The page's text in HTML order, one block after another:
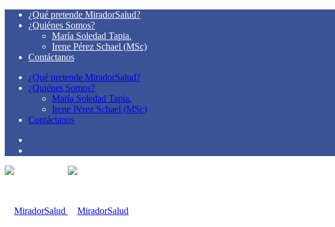
¿Qué pretende MiradorSalud?
¿Quiénes Somos?
María Soledad Tapia.
Irene Pérez Schael (MSc)
Contáctanos
¿Qué pretende MiradorSalud?
¿Quiénes Somos?
María Soledad Tapia.
Irene Pérez Schael (MSc)
Contáctanos